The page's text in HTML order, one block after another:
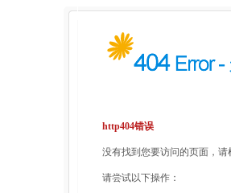
http404错误
没有找到您要访问的页面，
请尝试以下操作：